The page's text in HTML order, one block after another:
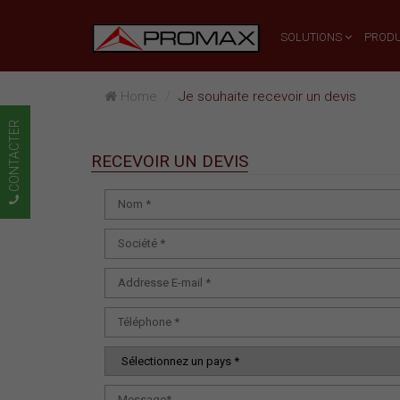
SOLUTIONS
Home Je souhaite recevoir un devis
RECEVOIR UN DEVIS
CONTACTER